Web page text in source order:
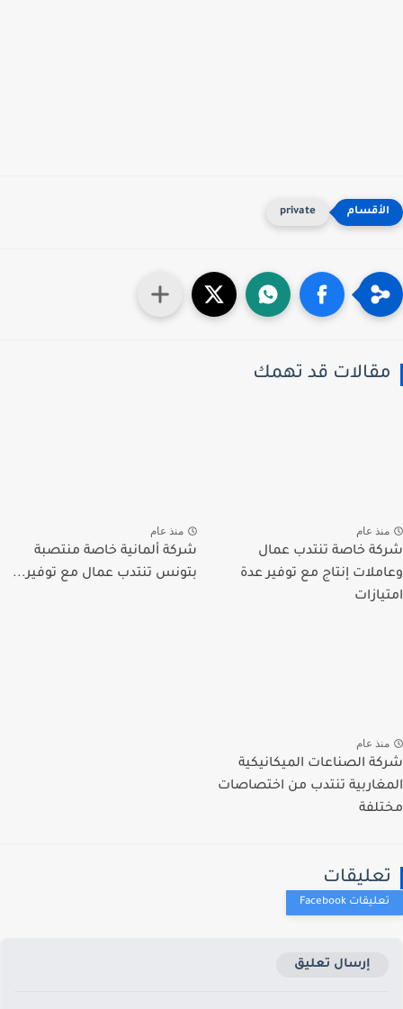
private
قد تهمك
عام
خاصة تنتدب عمال
إنتاج مع توفير عدة
منذ عام
شركة ألمانية خاصة منتصبة
بتونس تنتدب عمال مع توفير...
عام
الصناعات الميكانيكية
تنتدب من اختصاصات
إرسال تعليق